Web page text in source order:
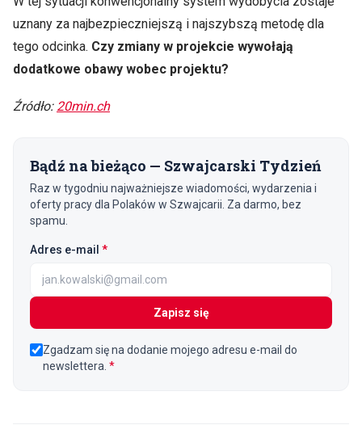
uznany za najbezpieczniejszą i najszybszą metodę dla
tego odcinka. Czy zmiany w projekcie wywołają
dodatkowe obawy wobec projektu?
Źródło: 20min.ch
Bądź na bieżąco — Szwajcarski Tydzień
Raz w tygodniu najważniejsze wiadomości, wydarzenia i
oferty pracy dla Polaków w Szwajcarii. Za darmo, bez
spamu.
Adres e-mail *(wymagane)
Zapisz się
Zgadzam się na dodanie mojego adresu e-mail do
newslettera. *